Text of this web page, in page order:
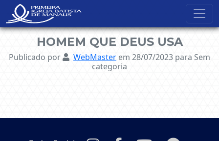
NavBar Oculta
HOMEM QUE DEUS USA
Publicado por WebMaster em 28/07/2023 para Sem
categoria